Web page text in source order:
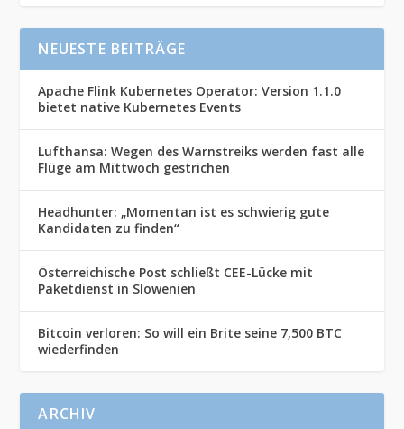
NEUESTE BEITRÄGE
Apache Flink Kubernetes Operator: Version 1.1.0
bietet native Kubernetes Events
Lufthansa: Wegen des Warnstreiks werden fast alle
Flüge am Mittwoch gestrichen
Headhunter: „Momentan ist es schwierig gute
Kandidaten zu finden“
Österreichische Post schließt CEE-Lücke mit
Paketdienst in Slowenien
Bitcoin verloren: So will ein Brite seine 7,500 BTC
wiederfinden
ARCHIV